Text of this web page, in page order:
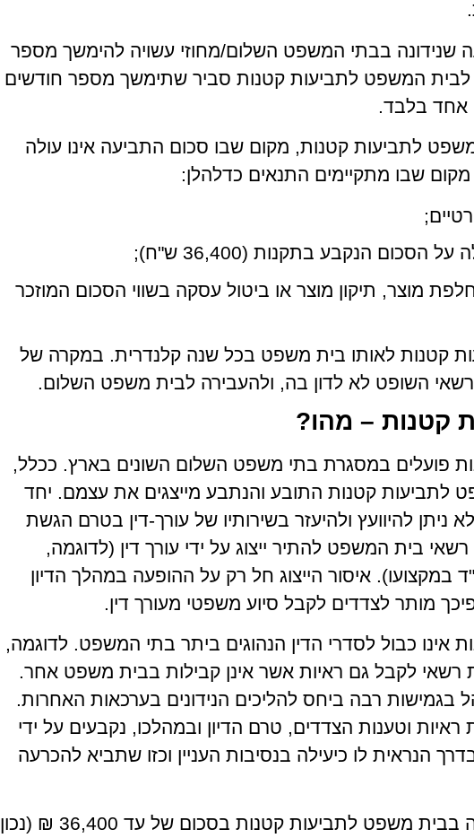
שנידונה בבתי המשפט השלום/מחוזי עשויה להימשך מספר
המשפט לתביעות קטנות סביר שתימשך מספר חודשים
אחד בלבד.
לתביעות קטנות, מקום שבו סכום התביעה אינו עולה
הסכום הנקבע בתקנות (36,400 ש"ח);
מוצר, תיקון מוצר או ביטול עסקה בשווי הסכום המוזכר
עד 5 תביעות קטנות לאותו בית משפט בכל שנה קלנדרית. במקרה של
השופט לא לדון בה, ולהעבירה לבית משפט השלום.
קטנות – מהו?
פועלים במסגרת בתי משפט השלום השונים בארץ. ככלל,
לתביעות קטנות התובע והנתבע מייצגים את עצמם. יחד
ניתן להיוועץ ולהיעזר בשירותיו של עורך-דין בטרם הגשת
בית המשפט להתיר ייצוג על ידי עורך דין (לדוגמה,
במקצועו). איסור הייצוג חל רק על ההופעה במהלך הדיון
מותר לצדדים לקבל סיוע משפטי מעורך דין.
אינו כבול לסדרי הדין הנהוגים ביתר בתי המשפט. לדוגמה,
לקבל גם ראיות אשר אינן קבילות בבית משפט אחר.
בגמישות רבה ביחס להליכים הנידונים בערכאות האחרות.
וטענות הצדדים, טרם הדיון ובמהלכו, נקבעים על ידי
הנראית לו כיעילה בנסיבות העניין וכזו שתביא להכרעה
כל אדם רשאי להגיש תביעה בבית משפט לתביעות קטנות בסכום של עד 36,400 ₪ (נכון